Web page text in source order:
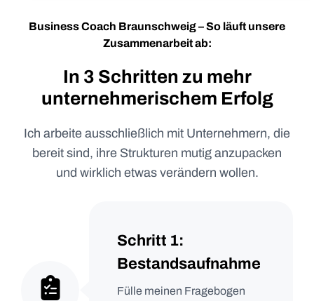
Business Coach Braunschweig – So läuft unsere
Zusammenarbeit ab:
In 3 Schritten zu mehr
unternehmerischem Erfolg
Ich arbeite ausschließlich mit Unternehmern, die
bereit sind, ihre Strukturen mutig anzupacken
und wirklich etwas verändern wollen.
Schritt 1:
Bestandsaufnahme
Fülle meinen Fragebogen